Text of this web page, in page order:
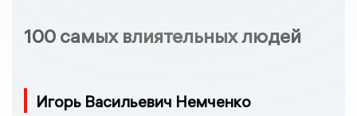
100 самых влиятельных людей
Игорь Васильевич Немченко